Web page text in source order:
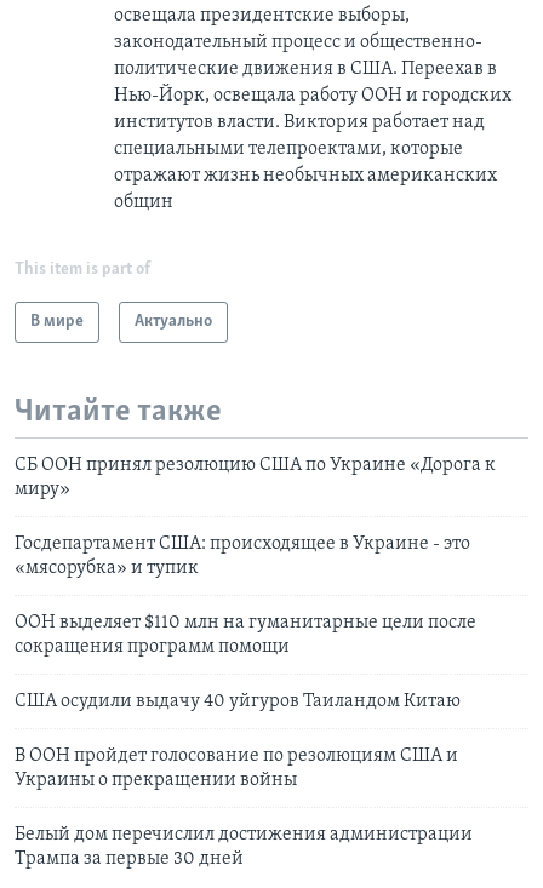
освещала президентские выборы,
законодательный процесс и общественно-
политические движения в США. Переехав в
Нью-Йорк, освещала работу ООН и городских
институтов власти. Виктория работает над
специальными телепроектами, которые
отражают жизнь необычных американских
общин
This item is part of
В мире Актуально
Читайте также
СБ ООН принял резолюцию США по Украине «Дорога к
миру»
Госдепартамент США: происходящее в Украине - это
«мясорубка» и тупик
ООН выделяет $110 млн на гуманитарные цели после
сокращения программ помощи
США осудили выдачу 40 уйгуров Таиландом Китаю
В ООН пройдет голосование по резолюциям США и
Украины о прекращении войны
Белый дом перечислил достижения администрации
Трампа за первые 30 дней